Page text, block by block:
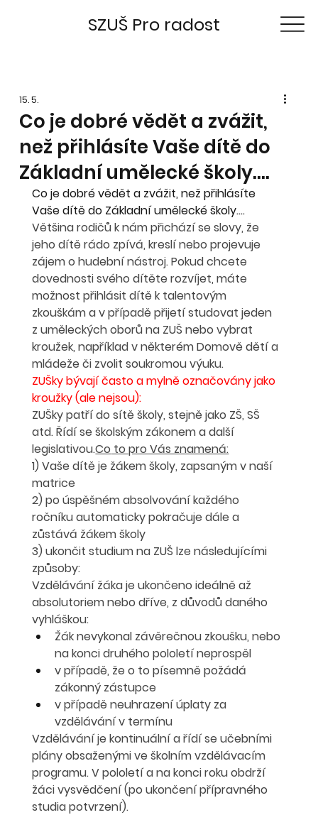
SZUŠ Pro radost
Co je dobré vědět a zvážit,
než přihlásíte Vaše dítě do
Základní umělecké školy….
15. 5.
Co je dobré vědět a zvážit, než přihlásíte
Vaše dítě do Základní umělecké školy….
Většina rodičů k nám přichází se slovy, že
jeho dítě rádo zpívá, kreslí nebo projevuje
zájem o hudební nástroj. Pokud chcete
dovednosti svého dítěte rozvíjet, máte
možnost přihlásit dítě k talentovým
zkouškám a v případě přijetí studovat jeden
z uměleckých oborů na ZUŠ nebo vybrat
kroužek, například v některém Domově dětí a
mládeže či zvolit soukromou výuku.
ZUŠky bývají často a mylně označovány jako
kroužky (ale nejsou):
ZUŠky patří do sítě školy, stejně jako ZŠ, SŠ
atd. Řídí se školským zákonem a další
legislativou.Co to pro Vás znamená:
1) Vaše dítě je žákem školy, zapsaným v naší
matrice
2) po úspěšném absolvování každého
ročníku automaticky pokračuje dále a
zůstává žákem školy
3) ukončit studium na ZUŠ lze následujícími
způsoby:
Vzdělávání žáka je ukončeno ideálně až
absolutoriem nebo dříve, z důvodů daného
vyhláškou:
Žák nevykonal závěrečnou zkoušku, nebo
na konci druhého pololetí neprospěl
v případě, že o to písemně požádá
zákonný zástupce
v případě neuhrazení úplaty za
vzdělávání v termínu
Vzdělávání je kontinuální a řídí se učebními
plány obsaženými ve školním vzdělávacím
programu. V pololetí a na konci roku obdrží
žáci vysvědčení (po ukončení přípravného
studia potvrzení).